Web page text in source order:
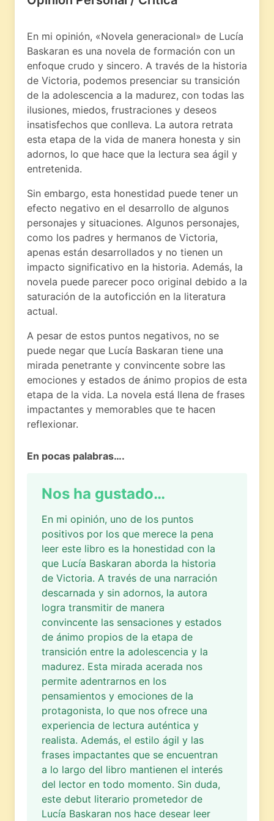
En mi opinión, «Novela generacional» de Lucía
Baskaran es una novela de formación con un
enfoque crudo y sincero. A través de la historia
de Victoria, podemos presenciar su transición
de la adolescencia a la madurez, con todas las
ilusiones, miedos, frustraciones y deseos
insatisfechos que conlleva. La autora retrata
esta etapa de la vida de manera honesta y sin
adornos, lo que hace que la lectura sea ágil y
entretenida.
Sin embargo, esta honestidad puede tener un
efecto negativo en el desarrollo de algunos
personajes y situaciones. Algunos personajes,
como los padres y hermanos de Victoria,
apenas están desarrollados y no tienen un
impacto significativo en la historia. Además, la
novela puede parecer poco original debido a la
saturación de la autoficción en la literatura
actual.
A pesar de estos puntos negativos, no se
puede negar que Lucía Baskaran tiene una
mirada penetrante y convincente sobre las
emociones y estados de ánimo propios de esta
etapa de la vida. La novela está llena de frases
impactantes y memorables que te hacen
reflexionar.
En pocas palabras….
Nos ha gustado…
En mi opinión, uno de los puntos
positivos por los que merece la pena
leer este libro es la honestidad con la
que Lucía Baskaran aborda la historia
de Victoria. A través de una narración
descarnada y sin adornos, la autora
logra transmitir de manera
convincente las sensaciones y estados
de ánimo propios de la etapa de
transición entre la adolescencia y la
madurez. Esta mirada acerada nos
permite adentrarnos en los
pensamientos y emociones de la
protagonista, lo que nos ofrece una
experiencia de lectura auténtica y
realista. Además, el estilo ágil y las
frases impactantes que se encuentran
a lo largo del libro mantienen el interés
del lector en todo momento. Sin duda,
este debut literario prometedor de
Lucía Baskaran nos hace desear leer